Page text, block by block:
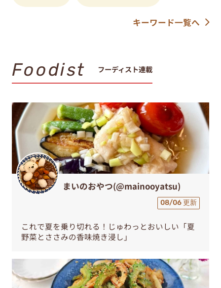
キーワード一覧へ
Foodist フーディスト連載
まいのおやつ(@mainooyatsu)
08/06 更新
これで夏を乗り切れる！じゅわっとおいしい「夏
野菜とささみの香味焼き浸し」